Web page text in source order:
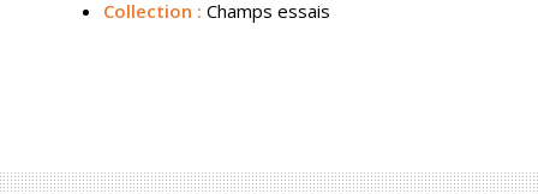
Collection : Champs essais